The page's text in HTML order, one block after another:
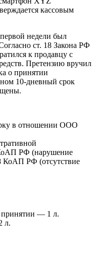
кассовым
недели был
ст. 18 Закона РФ
к продавцу с
Претензию вручил
о принятии
10-дневный срок
в отношении ООО
КоАП РФ (нарушение
КоАП РФ (отсутствие
принятии — 1 л.
л.